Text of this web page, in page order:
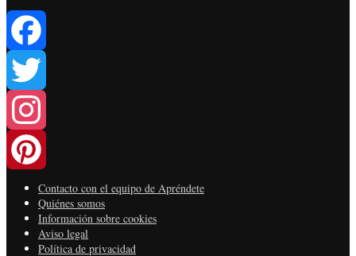
Facebook
Twitter
Instagram
PinterestContacto con el equipo de Apréndete
Quiénes somos
Información sobre cookies
Aviso legal
Política de privacidad